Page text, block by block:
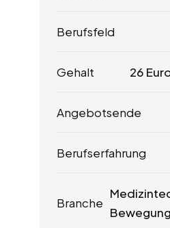
Berufsfeld
Gehalt 26
Angebotsende
Berufserfahrung
Branche
Bewegung